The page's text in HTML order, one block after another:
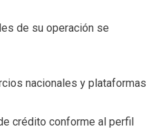
de su operación se
nacionales y plataformas
crédito conforme al perfil